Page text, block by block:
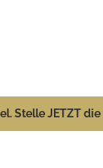
Stelle JETZT